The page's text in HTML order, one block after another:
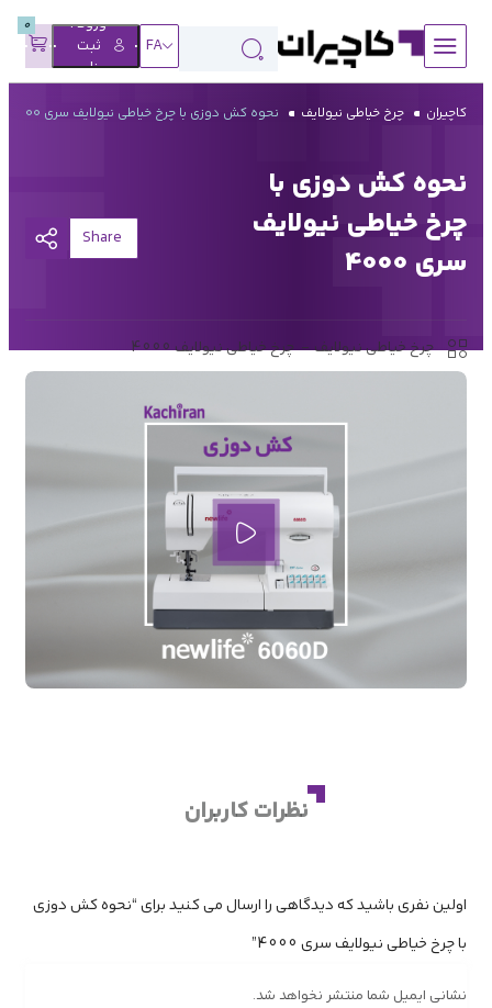
FA
ورود |
ثبت
نام
0
کاچیران چرخ خیاطی نیولایف نحوه کش دوزی با چرخ خیاطی نیولایف سری 4000
نحوه کش دوزی با
چرخ خیاطی نیولایف
سری 4000
Share کپی
چرخ خیاطی نیولایف چرخ خیاطی نیولایف 4000
نظرات کاربران
اولین نفری باشید که دیدگاهی را ارسال می کنید برای “نحوه کش دوزی
با چرخ خیاطی نیولایف سری 4000”
نشانی ایمیل شما منتشر نخواهد شد.